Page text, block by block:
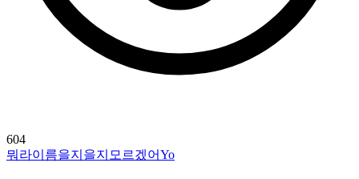
604
뭐라이름을지을지모르겠어Yo